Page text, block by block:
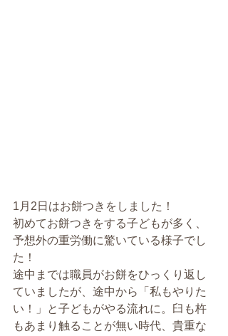
1月2日はお餅つきをしました！
初めてお餅つきをする子どもが多く、
予想外の重労働に驚いている様子でし
た！
途中までは職員がお餅をひっくり返し
ていましたが、途中から「私もやりた
い！」と子どもがやる流れに。臼も杵
もあまり触ることが無い時代、貴重な